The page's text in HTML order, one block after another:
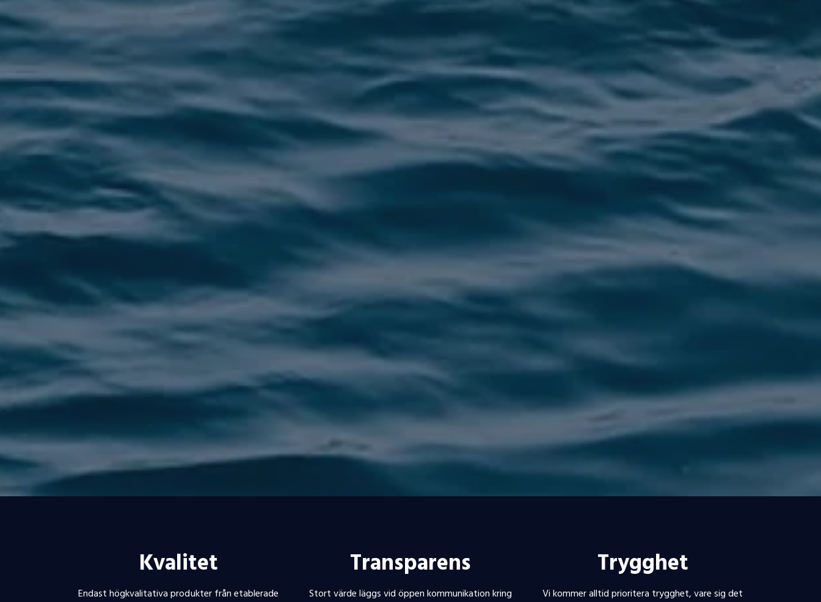
Kvalitet
Endast högkvalitativa produkter från etablerade
Transparens
Stort värde läggs vid öppen kommunikation kring
Trygghet
Vi kommer alltid prioritera trygghet, vare sig det